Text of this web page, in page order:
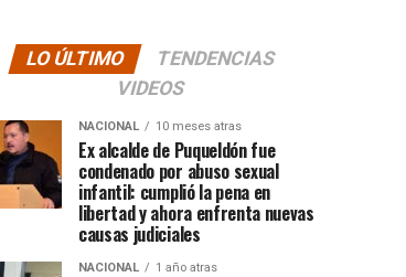
LO ÚLTIMO
TENDENCIAS
VIDEOS
NACIONAL 10 meses atras
Ex alcalde de Puqueldón fue
condenado por abuso sexual
infantil: cumplió la pena en
libertad y ahora enfrenta nuevas
causas judiciales
NACIONAL 1 año atras